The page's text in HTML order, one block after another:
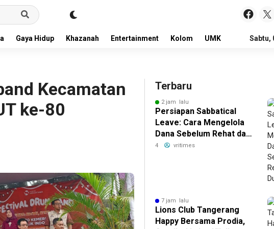
Gaya Hidup Khazanah Entertainment Kolom UMKM LOKER
Sabtu,
Kecamatan
ke-80
Terbaru
2 jam lalu
Persiapan Sabbatical
Leave: Cara Mengelola
Dana Sebelum Rehat dari
Dunia Kerja
4 vritimes
7 jam lalu
Lions Club Tangerang
Happy Bersama Prodia,